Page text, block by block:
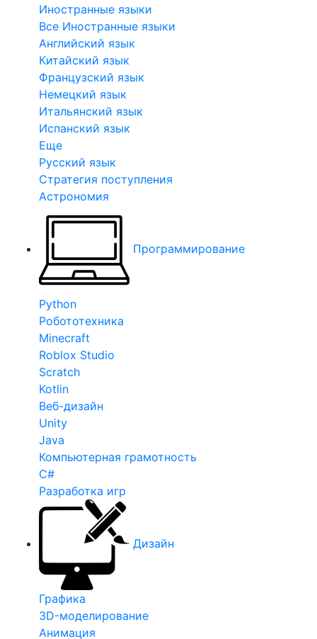
Иностранные языки
Все Иностранные языки
Английский язык
Китайский язык
Французский язык
Немецкий язык
Итальянский язык
Испанский язык
Еще
Русский язык
Стратегия поступления
Астрономия
Программирование
Python
Робототехника
Minecraft
Roblox Studio
Scratch
Kotlin
Веб-дизайн
Unity
Java
Компьютерная грамотность
C#
Разработка игр
Дизайн
Графика
3D-моделирование
Анимация